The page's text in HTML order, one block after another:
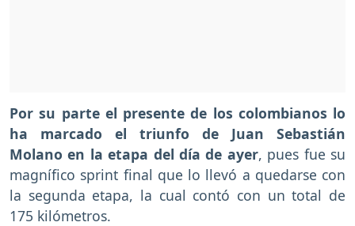
Por su parte el presente de los colombianos lo
ha marcado el triunfo de Juan Sebastián
Molano en la etapa del día de ayer, pues fue su
magnífico sprint final que lo llevó a quedarse con
la segunda etapa, la cual contó con un total de
175 kilómetros.